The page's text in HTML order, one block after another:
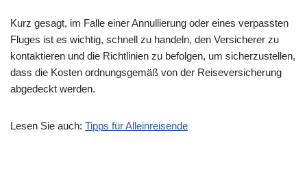
Kurz gesagt, im Falle einer Annullierung oder eines verpassten
Fluges ist es wichtig, schnell zu handeln, den Versicherer zu
kontaktieren und die Richtlinien zu befolgen, um sicherzustellen,
dass die Kosten ordnungsgemäß von der Reiseversicherung
abgedeckt werden.
Lesen Sie auch: Tipps für Alleinreisende